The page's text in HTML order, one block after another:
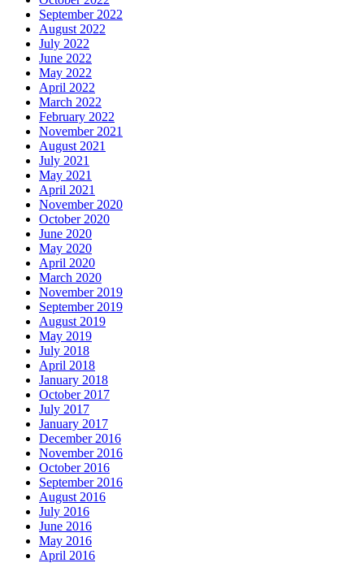
September 2022
August 2022
July 2022
June 2022
May 2022
April 2022
March 2022
February 2022
November 2021
August 2021
July 2021
May 2021
April 2021
November 2020
October 2020
June 2020
May 2020
April 2020
March 2020
November 2019
September 2019
August 2019
May 2019
July 2018
April 2018
January 2018
October 2017
July 2017
January 2017
December 2016
November 2016
October 2016
September 2016
August 2016
July 2016
June 2016
May 2016
April 2016